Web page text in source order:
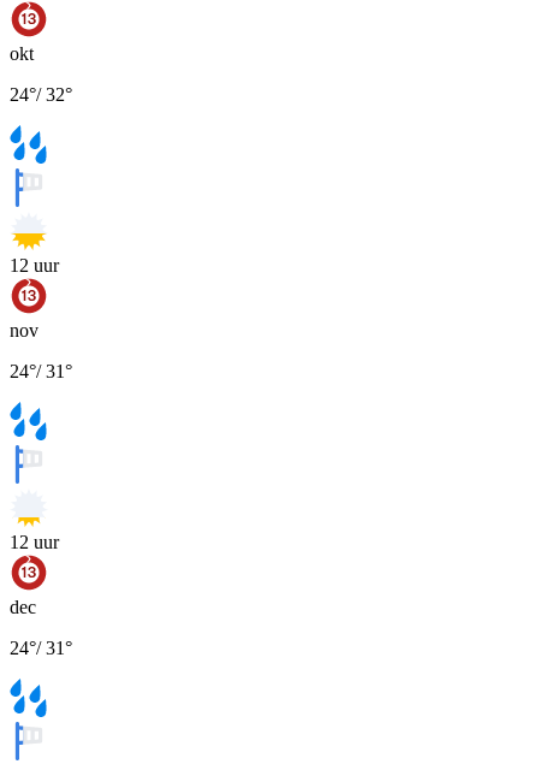
okt
24°/32°
12 uur
nov
24°/31°
12 uur
dec
24°/31°